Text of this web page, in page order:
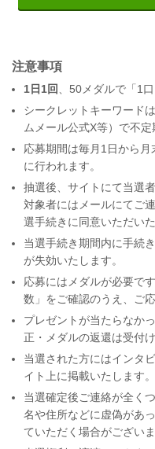
注意事項
1日1回
、50メダルで「1
シークレットキーワード
ムメール公式X等）で不定
応募期間は毎月1日から
に行われます。
抽選後、サイトにて当選
対象者にはメールにてご
選手続きに同意いただい
当選手続き期間内に手続
が失効いたします。
応募にはメダルが必要で
数」をご確認のうえ、ご応
プレゼントが当たらなか
正・メダルの返還は受付
当選された方にはインタ
イト上に掲載いたします。
当選確定後ご連絡が全く
名や住所などに虚偽があ
ていただく場合がございま